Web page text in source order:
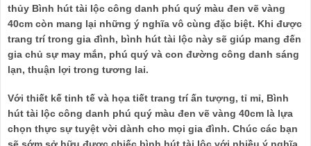
thủy Bình hút tài lộc công danh phú quý màu đen vẽ vàng
40cm còn mang lại những ý nghĩa vô cùng đặc biệt. Khi được
trang trí trong gia đình, bình hút tài lộc này sẽ giúp mang đến
gia chủ sự may mắn, phú quý và con đường công danh sáng
lạn, thuận lợi trong tương lai.
Với thiết kế tinh tế và họa tiết trang trí ấn tượng, tỉ mỉ, Bình
hút tài lộc công danh phú quý màu đen vẽ vàng 40cm là lựa
chọn thực sự tuyệt vời dành cho mọi gia đình. Chúc các bạn
sẽ sớm sở hữu được chiếc bình hút tài lộc với nhiều ý nghĩa